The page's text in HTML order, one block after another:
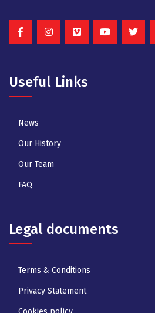
Useful Links
News
Our History
Our Team
FAQ
Legal documents
Terms & Conditions
Privacy Statement